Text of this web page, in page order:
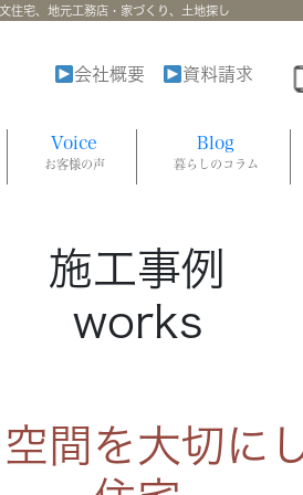
宅、地元工務店・家づくり、土地探し
会社概要 資料請求
Voice
お客様の声
Blog
暮らしのコラム
施工事例
works
間を大切に